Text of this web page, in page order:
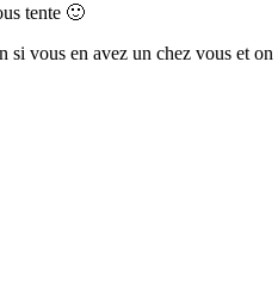
tente 🙂
vous en avez un chez vous et